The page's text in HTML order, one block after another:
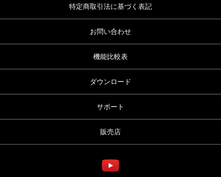
特定商取引法に基づく表記
お問い合わせ
機能比較表
ダウンロード
サポート
販売店